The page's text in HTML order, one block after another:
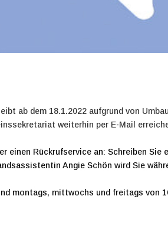
ab dem 18.1.2022 aufgrund von
weiterhin per E-Mail
einen Rückrufservice an: Schreiben Sie
Angie Schön wird Sie
montags, mittwochs und freitags von